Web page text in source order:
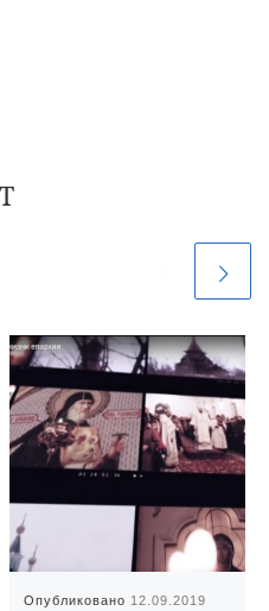
Опубликовано 12.09.2019